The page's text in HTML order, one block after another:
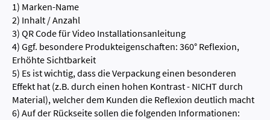
1) Marken-Name
2) Inhalt / Anzahl
3) QR Code für Video Installationsanleitung
4) Ggf. besondere Produkteigenschaften: 360° Reflexion,
Erhöhte Sichtbarkeit
5) Es ist wichtig, dass die Verpackung einen besonderen
Effekt hat (z.B. durch einen hohen Kontrast - NICHT durch
Material), welcher dem Kunden die Reflexion deutlich macht
6) Auf der Rückseite sollen die folgenden Informationen: